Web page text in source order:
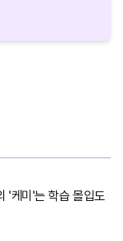
'케미'는 학습 몰입도